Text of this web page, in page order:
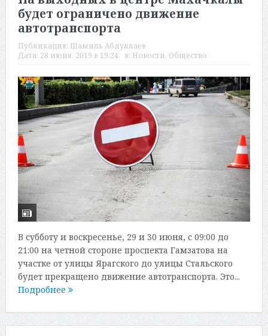
будет ограничено движение
автотранспорта
Публикация: Шамиль Абдуллаев
Дата: 28 июня, 2019 в 19:24 в: Новости, Общество
В субботу и воскресенье, 29 и 30 июня, с 09:00 до
21:00 на четной стороне проспекта Гамзатова на
участке от улицы Ярагского до улицы Стальского
будет прекращено движение автотранспорта. Это...
Подробнее